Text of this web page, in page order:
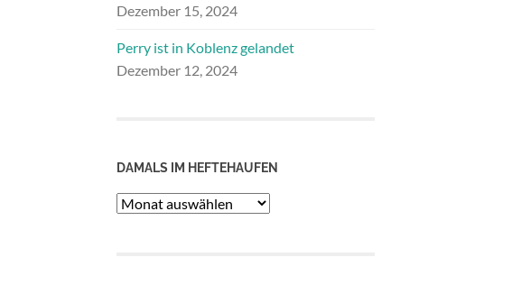
Dezember 15, 2024
Perry ist in Koblenz gelandet
Dezember 12, 2024
DAMALS IM HEFTEHAUFEN
Damals